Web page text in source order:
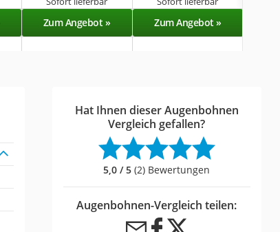
Zum Angebot » Zum Angebot »
Hat Ihnen dieser Augenbohnen
Vergleich gefallen?
5,0 / 5 (2) Bewertungen
Augenbohnen-Vergleich teilen: